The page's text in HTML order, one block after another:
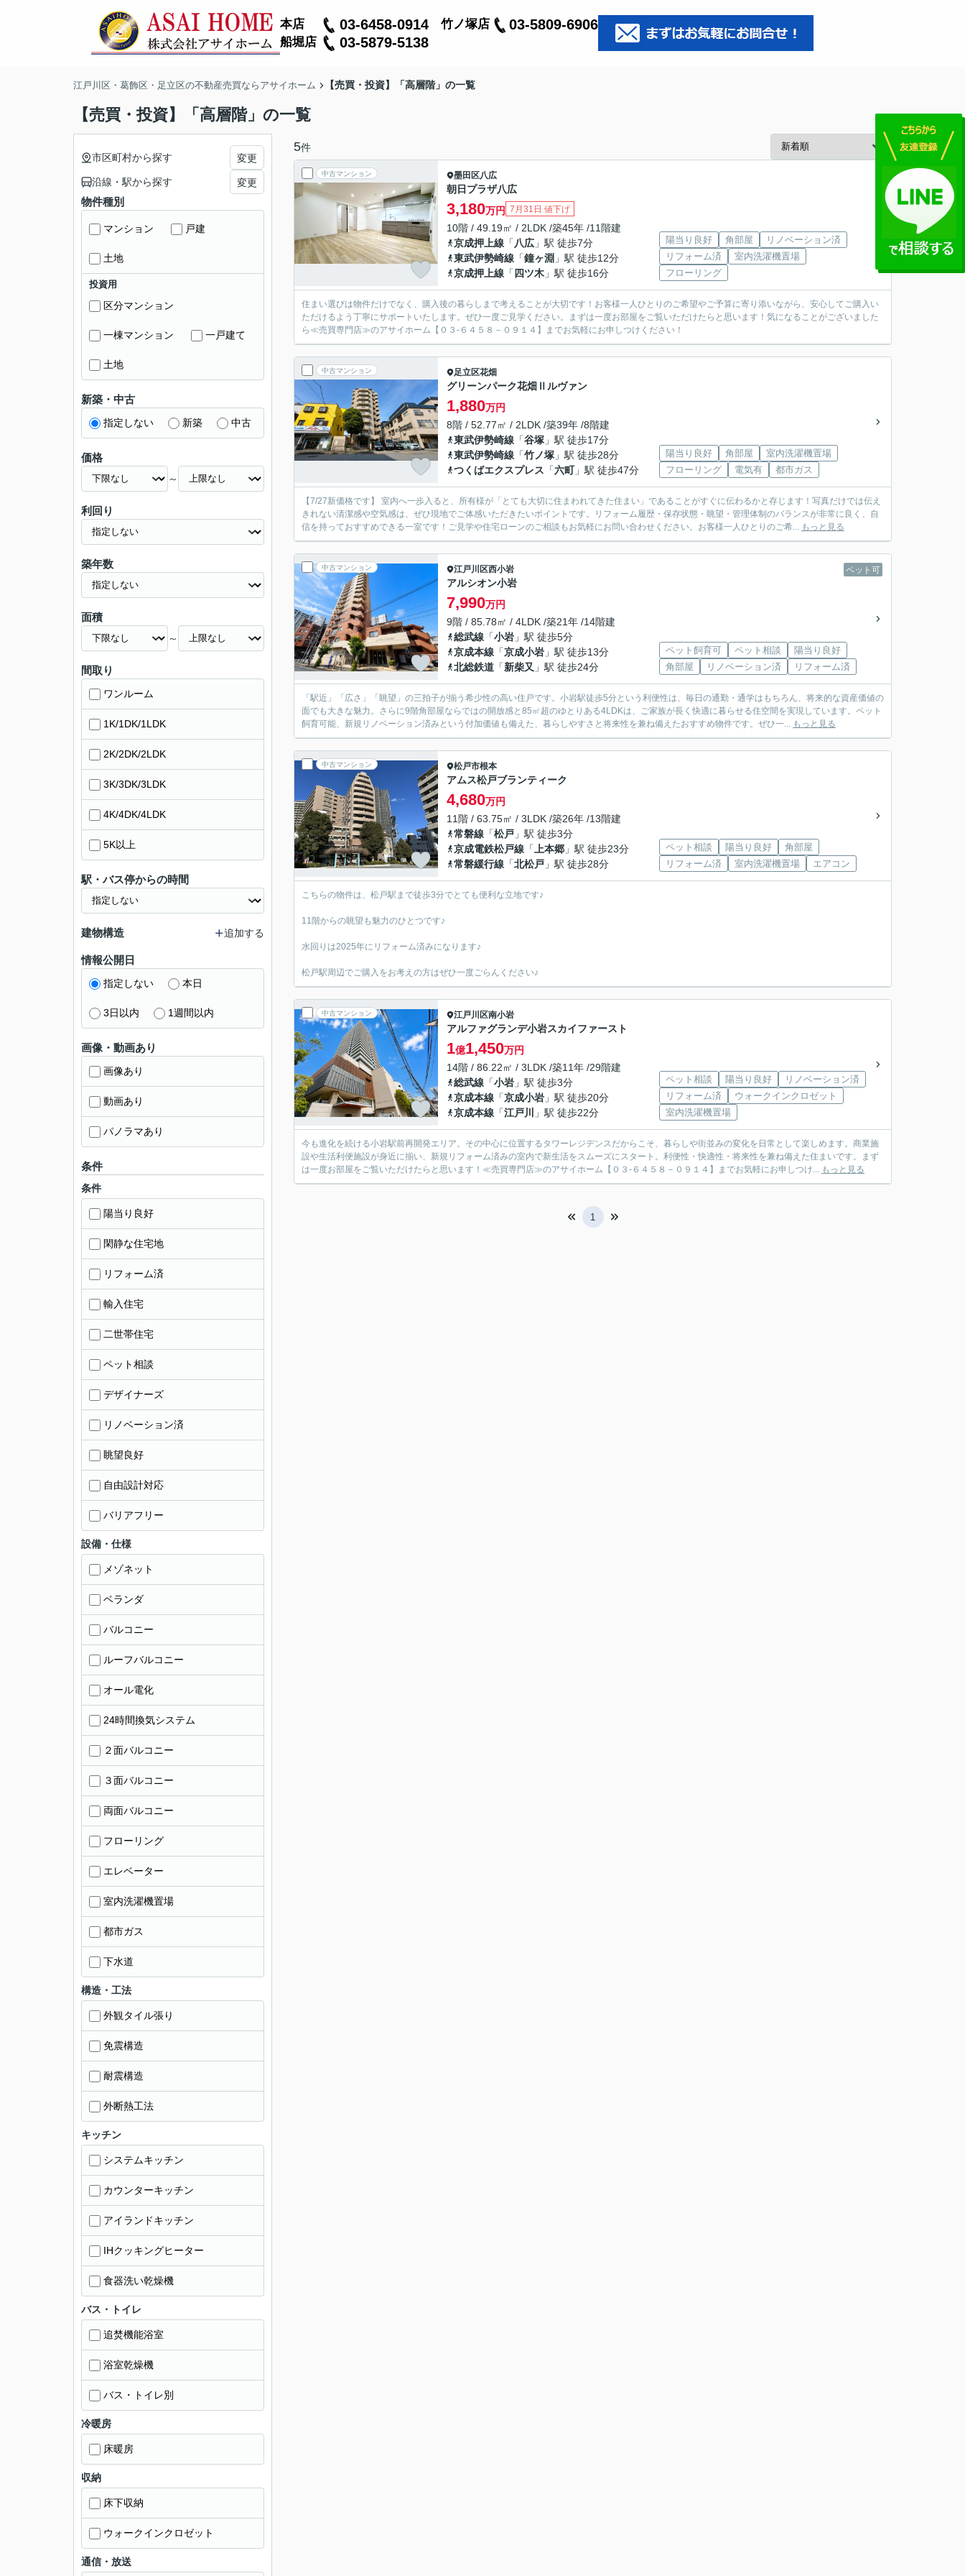
本店 03-6458-0914 竹ノ塚店 03-5809-6906
船堀店 03-5879-5138
江戸川区・葛飾区・足立区の不動産売買ならアサイホーム 【売買・投資】「高層階」の一覧
【売買・投資】「高層階」の一覧
5件
中古マンション 墨田区八広
朝日プラザ八広
3,180万円 7月31日 値下げ
10階 / 49.19㎡ / 2LDK /築45年 /11階建
京成押上線 「 八広 」駅 徒歩7分
東武伊勢崎線 「鐘ヶ淵 」駅 徒歩12分
京成押上線 「 四ツ木 」駅 徒歩16分
陽当り良好 角部屋
リノベーション済
リフォーム済
室内洗濯機置場
フローリング
住まい選びは物件だけでなく、購入後の暮らしまで考えることが大切です！お客様一人ひとりのご希望やご予算に寄り添いながら、安心してご購入い
ただけるよう丁寧にサポートいたします。ぜひ一度ご見学ください。まずは一度お部屋をご覧いただけたらと思います！気になることがございました
ら≪売買専門店≫のアサイホーム【０３-６４５８－０９１４】までお気軽にお申しつけください！
中古マンション 足立区花畑
グリーンパーク花畑Ⅱルヴァン
1,880万円
8階 / 52.77㎡ / 2LDK /築39年 /8階建
東武伊勢崎線 「谷塚 」駅 徒歩17分
東武伊勢崎線 「竹ノ塚 」駅 徒歩28分
つくばエクスプレス 「六町」駅 徒歩47分
陽当り良好 角部屋
室内洗濯機置場
フローリング
電気有 都市ガス
【7/27新価格です】 室内へ一歩入ると、所有様が「とても大切に住まわれてきた住まい」であることがすぐに伝わるかと存じます！写真だけでは伝え
きれない清潔感や空気感は、ぜひ現地でご体感いただきたいポイントです。リフォーム履歴・保存状態・眺望・管理体制のバランスが非常に良く、自
信を持っておすすめできる一室です！ご見学や住宅ローンのご相談もお気軽にお問い合わせください。お客様一人ひとりのご希... もっと見る
中古マンション ペット可
江戸川区西小岩
アルシオン小岩
7,990万円
9階 / 85.78㎡ / 4LDK /築21年 /14階建
総武線 「小岩 」駅 徒歩5分
京成本線 「京成小岩 」駅 徒歩13分
北総鉄道 「新柴又 」駅 徒歩24分
ペット飼育可 ペット相談
陽当り良好
角部屋
リノベーション済 リフォーム済
「駅近」「広さ」「眺望」の三拍子が揃う希少性の高い住戸です。小岩駅徒歩5分という利便性は、毎日の通勤・通学はもちろん、将来的な資産価値の
面でも大きな魅力。さらに9階角部屋ならではの開放感と85㎡超のゆとりある4LDKは、ご家族が長く快適に暮らせる住空間を実現しています。ペット
飼育可能、新規リノベーション済みという付加価値も備えた、暮らしやすさと将来性を兼ね備えたおすすめ物件です。ぜひ一... もっと見る
中古マンション 松戸市根本
アムス松戸ブランティーク
4,680万円
11階 / 63.75㎡ / 3LDK /築26年 /13階建
常磐線 「松戸 」駅 徒歩3分
京成電鉄松戸線 「 上本郷 」駅 徒歩23分
常磐緩行線 「北松戸 」駅 徒歩28分
ペット相談 陽当り良好
角部屋
リフォーム済
室内洗濯機置場 エアコン
こちらの物件は、松戸駅まで徒歩3分でとても便利な立地です♪
11階からの眺望も魅力のひとつです♪
水回りは2025年にリフォーム済みになります♪
松戸駅周辺でご購入をお考えの方はぜひ一度ごらんください♪
中古マンション 江戸川区南小岩
アルファグランデ小岩スカイファースト
1億1,450万円
14階 / 86.22㎡ / 3LDK /築11年 /29階建
総武線 「小岩 」駅 徒歩3分
京成本線 「京成小岩 」駅 徒歩20分
京成本線 「江戸川 」駅 徒歩22分
ペット相談 陽当り良好
リノベーション済
リフォーム済
ウォークインクロゼット
室内洗濯機置場
今も進化を続ける小岩駅前再開発エリア。その中心に位置するタワーレジデンスだからこそ、暮らしや街並みの変化を日常として楽しめます。商業施
設や生活利便施設が身近に揃い、新規リフォーム済みの室内で新生活をスムーズにスタート。利便性・快適性・将来性を兼ね備えた住まいです。まず
は一度お部屋をご覧いただけたらと思います！≪売買専門店≫のアサイホーム【０３-６４５８－０９１４】までお気軽にお申しつけ... もっと見る
1
市区町村から探す 変更
沿線・駅から探す 変更
物件種別
マンション 戸建
土地
投資用
区分マンション
一棟マンション 一戸建て
土地
新築・中古
指定しない 新築 中古
価格
～
利回り
築年数
面積
～
間取り
ワンルーム
1K/1DK/1LDK
2K/2DK/2LDK
3K/3DK/3LDK
4K/4DK/4LDK
5K以上
駅・バス停からの時間
建物構造 追加する
情報公開日
指定しない 本日
3日以内 1週間以内
画像・動画あり
画像あり
動画あり
パノラマあり
条件
条件
陽当り良好
閑静な住宅地
リフォーム済
輸入住宅
二世帯住宅
ペット相談
デザイナーズ
リノベーション済
眺望良好
自由設計対応
バリアフリー
設備・仕様
メゾネット
ベランダ
バルコニー
ルーフバルコニー
オール電化
24時間換気システム
２面バルコニー
３面バルコニー
両面バルコニー
フローリング
エレベーター
室内洗濯機置場
都市ガス
下水道
構造・工法
外観タイル張り
免震構造
耐震構造
外断熱工法
キッチン
システムキッチン
カウンターキッチン
アイランドキッチン
IHクッキングヒーター
食器洗い乾燥機
バス・トイレ
追焚機能浴室
浴室乾燥機
バス・トイレ別
冷暖房
床暖房
収納
床下収納
ウォークインクロゼット
通信・放送